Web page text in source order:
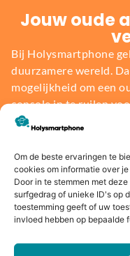
Om de beste ervaringen te
cookies om informatie over
Door in te stemmen met
surfgedrag of unieke ID's op
toestemming geeft of uw
invloed hebben op bepaalde
Jouw oude
Bij Holysmartphone
duurzamere wereld.
mogelijkheid om een
console in te ruilen
direct geld. Niet
onze planeet.
Bereken de waarde